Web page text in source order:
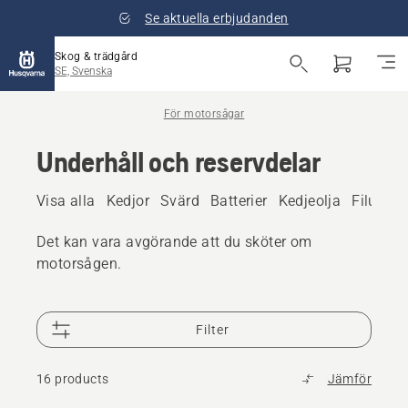
Se aktuella erbjudanden
Skog & trädgård
SE, Svenska
För motorsågar
Underhåll och reservdelar
Visa alla Kedjor Svärd Batterier Kedjeolja
Det kan vara avgörande att du sköter om
motorsågen.
Filter
16 products Jämför